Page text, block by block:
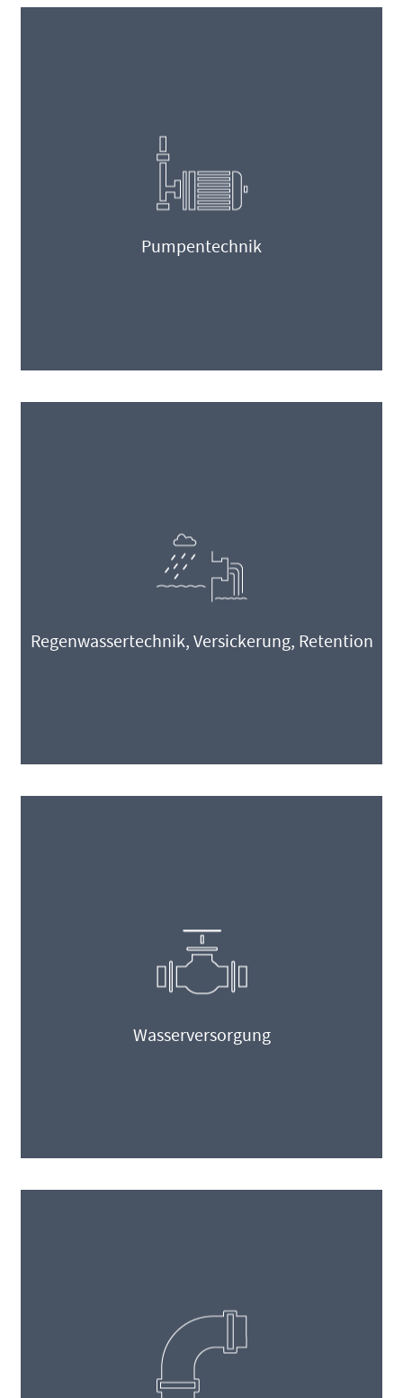
Pumpentechnik
Regenwassertechnik, Versickerung, Retention
Wasserversorgung